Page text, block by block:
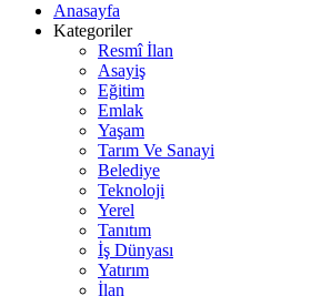
Anasayfa
Kategoriler
Resmî İlan
Asayiş
Eğitim
Emlak
Yaşam
Tarım Ve Sanayi
Belediye
Teknoloji
Yerel
Tanıtım
İş Dünyası
Yatırım
İlan